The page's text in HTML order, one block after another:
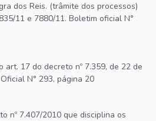
dos Reis. (trâmite dos processos)
11 e 7880/11. Boletim oficial N°
art. 17 do decreto nº 7.359, de 22 de
N° 293, página 20
nº 7.407/2010 que disciplina os